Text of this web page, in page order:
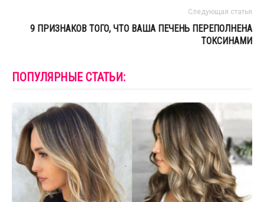
Следующая статья
9 ПРИЗНАКОВ ТОГО, ЧТО ВАША ПЕЧЕНЬ ПЕРЕПОЛНЕНА
ТОКСИНАМИ
ПОПУЛЯРНЫЕ СТАТЬИ: